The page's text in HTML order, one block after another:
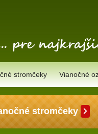
stromčeky Vianočné
stromčeky